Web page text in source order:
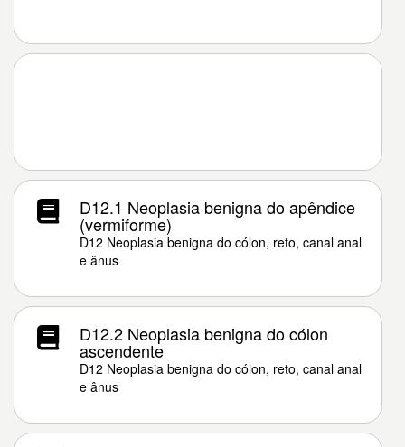
D12.1 Neoplasia benigna do apêndice
(vermiforme)
D12 Neoplasia benigna do cólon, reto, canal anal
e ânus
D12.2 Neoplasia benigna do cólon
ascendente
D12 Neoplasia benigna do cólon, reto, canal anal
e ânus